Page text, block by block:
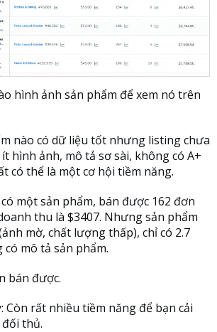
hình ảnh sản phẩm để xem nó trên
nào có dữ liệu tốt nhưng listing chưa
hình ảnh, mô tả sơ sài, không có A+
có thể là một cơ hội tiềm năng.
một sản phẩm, bán được 162 đơn
thu là $3407. Nhưng sản phẩm
mờ, chất lượng thấp), chỉ có 2.7
mô tả sản phẩm.
bán được.
Còn rất nhiều tiềm năng để bạn cải
thủ.